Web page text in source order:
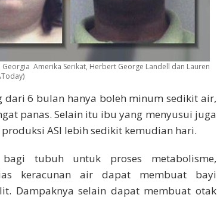
Georgia Amerika Serikat, Herbert George Landell dan Lauren
dari 6 bulan hanya boleh minum sedikit air,
panas. Selain itu ibu yang menyusui juga
ASI lebih sedikit kemudian hari.
tubuh untuk proses metabolisme,
keracunan air dapat membuat bayi
Dampaknya selain dapat membuat otak